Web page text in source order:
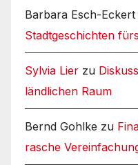
Barbara Esch-Eckert
Stadtgeschichten
Sylvia Lier zu
ländlichen Raum
Bernd Gohlke zu
rasche